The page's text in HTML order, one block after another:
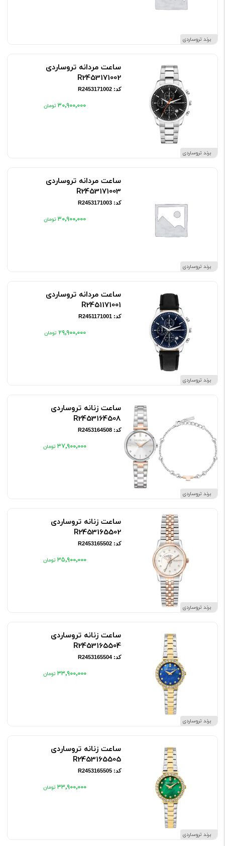
برند تروساردی
برند تروساردی
ساعت مردانه تروساردی
R2453171002
کد: R2453171002
۳۰٬۹۰۰٬۰۰۰
برند تروساردی
ساعت مردانه تروساردی
R2453171003
کد: R2453171003
۳۰٬۹۰۰٬۰۰۰
برند تروساردی
ساعت مردانه تروساردی
R2451171001
کد: R2451171001
۲۹٬۹۰۰٬۰۰۰
برند تروساردی
ساعت زنانه تروساردی
R2453164508
کد: R2453164508
۳۷٬۹۰۰٬۰۰۰
برند تروساردی
ساعت زنانه تروساردی
R2453165502
کد: R2453165502
۳۵٬۹۰۰٬۰۰۰
برند تروساردی
ساعت زنانه تروساردی
R2453165504
کد: R2453165504
۳۳٬۹۰۰٬۰۰۰
برند تروساردی
ساعت زنانه تروساردی
R2453165505
کد: R2453165505
۳۳٬۹۰۰٬۰۰۰